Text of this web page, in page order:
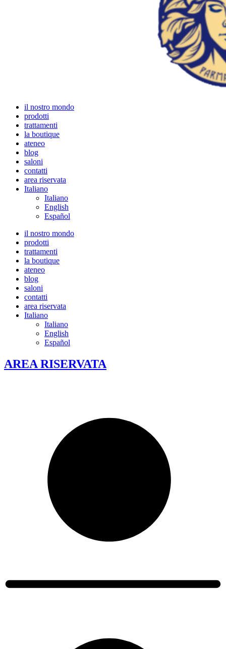
il nostro mondo
prodotti
trattamenti
la boutique
ateneo
blog
saloni
contatti
area riservata
Italiano
Italiano
English
Español
il nostro mondo
prodotti
trattamenti
la boutique
ateneo
blog
saloni
contatti
area riservata
Italiano
Italiano
English
Español
AREA RISERVATA